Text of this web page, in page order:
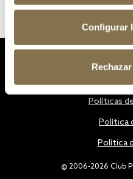
Configurar
@ 2006-2026 Club
Políticas
Política
Política